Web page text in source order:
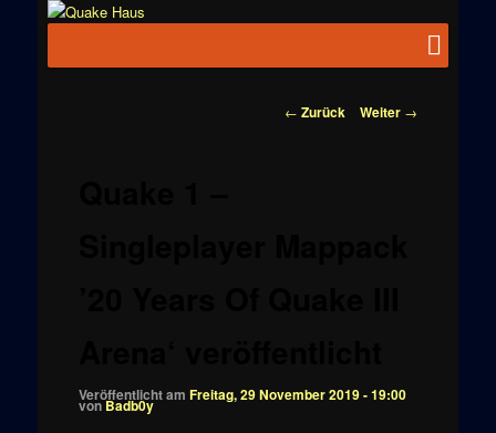
News zu
Beitragsnavigation
← Zurück Weiter →
Veröffentlicht am Freitag, 29 November 2019 - 19:00
vonBadb0y